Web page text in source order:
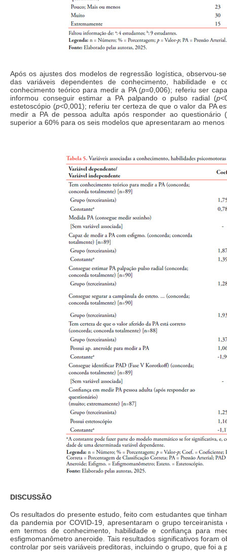
Após os ajustes dos modelos de regressão logística, observou-
das variáveis dependentes de conhecimento, habilidade e
conhecimento teórico para medir a PA (p=0,006); referiu ser
informou conseguir estimar a PA palpando o pulso radial (p
estetoscópio (p<0,001); referiu ter certeza de que o valor da PA
medir a PA de pessoa adulta após responder ao questionário (
superior a 60% para os seis modelos que apresentaram ao
DISCUSSÃO
Os resultados do presente estudo, feito com estudantes que
da pandemia por COVID-19, apresentaram o grupo
em termos de conhecimento, habilidade e confiança para
esfigmomanômetro aneroide. Tais resultados significativos foram
controlar por seis variáveis preditoras, incluindo o grupo, que foi a